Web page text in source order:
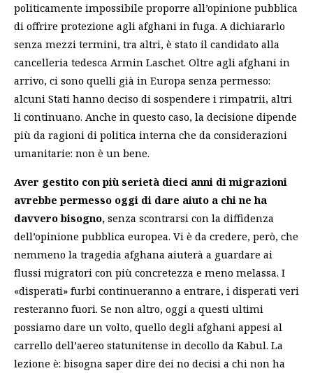
politicamente impossibile proporre all’opinione pubblica
di offrire protezione agli afghani in fuga. A dichiararlo
senza mezzi termini, tra altri, è stato il candidato alla
cancelleria tedesca Armin Laschet. Oltre agli afghani in
arrivo, ci sono quelli già in Europa senza permesso:
alcuni Stati hanno deciso di sospendere i rimpatrii, altri
li continuano. Anche in questo caso, la decisione dipende
più da ragioni di politica interna che da considerazioni
umanitarie: non è un bene.
Aver gestito con più serietà dieci anni di migrazioni
avrebbe permesso oggi di dare aiuto a chi ne ha
davvero bisogno, senza scontrarsi con la diffidenza
dell’opinione pubblica europea. Vi è da credere, però, che
nemmeno la tragedia afghana aiuterà a guardare ai
flussi migratori con più concretezza e meno melassa. I
«disperati» furbi continueranno a entrare, i disperati veri
resteranno fuori. Se non altro, oggi a questi ultimi
possiamo dare un volto, quello degli afghani appesi al
carrello dell’aereo statunitense in decollo da Kabul. La
lezione è: bisogna saper dire dei no decisi a chi non ha